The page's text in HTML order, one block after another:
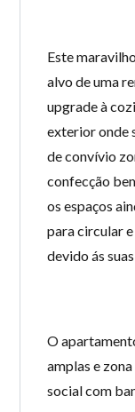
Este
alvo de uma
upgrade à
exterior onde
de convívio
confecção
os espaços
para circular
devido ás
O
amplas e
social com